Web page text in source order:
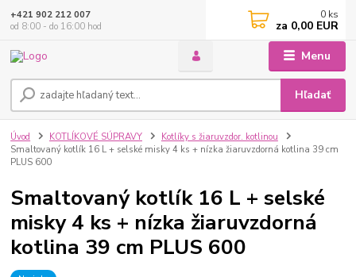
Menu
Hľadať
+421 902 212 007
od 8:00 - do 16:00 hod
0 ks
za 0,00 EUR
Úvod KOTLÍKOVÉ SÚPRAVY
Kotlíky s žiaruvzdor. kotlinou
Smaltovaný kotlík 16 L + selské misky 4 ks + nízka žiaruvzdorná kotlina 39 cm
PLUS 600
Smaltovaný kotlík 16 L + selské
misky 4 ks + nízka žiaruvzdorná
kotlina 39 cm PLUS 600